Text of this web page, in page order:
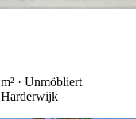
· Unmöbliert
Harderwijk